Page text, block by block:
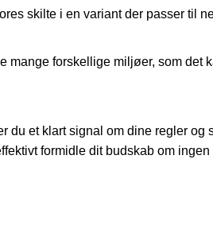
skilte i en variant der passer til
mange forskellige miljøer, som det
du et klart signal om dine regler og
formidle dit budskab om